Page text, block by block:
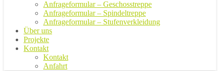
Anfrageformular – Geschosstreppe
Anfrageformular – Spindeltreppe
Anfrageformular – Stufenverkleidung
Über uns
Projekte
Kontakt
Kontakt
Anfahrt